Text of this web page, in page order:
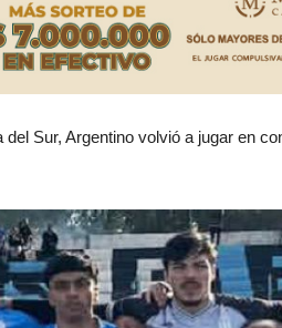
Sur, Argentino volvió a jugar en